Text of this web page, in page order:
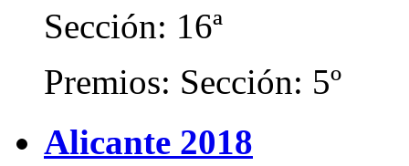
Sección: 16ª
Premios: Sección: 5º
Alicante 2018